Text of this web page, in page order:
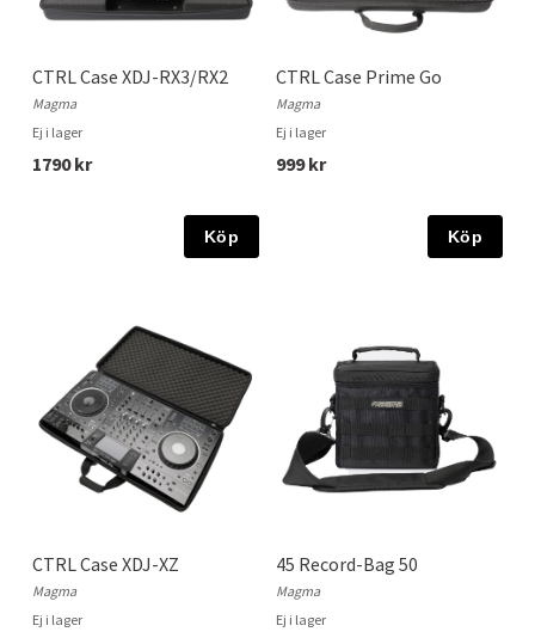
CTRL Case XDJ-RX3/RX2
Magma
Ej i lager
1790 kr
Köp
CTRL Case Prime Go
Magma
Ej i lager
999 kr
Köp
CTRL Case XDJ-XZ
Magma
Ej i lager
45 Record-Bag 50
Magma
Ej i lager